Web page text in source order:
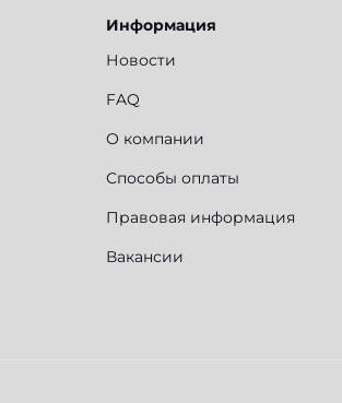
Информация
Новости
FAQ
О компании
Способы оплаты
Правовая информация
Вакансии